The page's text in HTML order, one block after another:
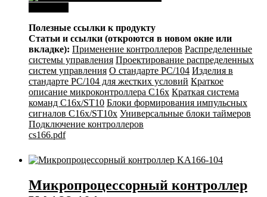
Полезные ссылки к продукту
Статьи и ссылки (откроются в новом окне или
вкладке): Применение контроллеров Распределенные
системы управления Проектирование распределенных
систем управления О стандарте PC/104 Изделия в
стандарте PC/104 для жестких условий Краткое
описание микроконтроллера C16x Краткая система
команд C16x/ST10 Блоки формирования импульсных
сигналов C16x/ST10x Универсальные блоки таймеров
Подключение контроллеров
cs166.pdf
Микропроцессорный контроллер